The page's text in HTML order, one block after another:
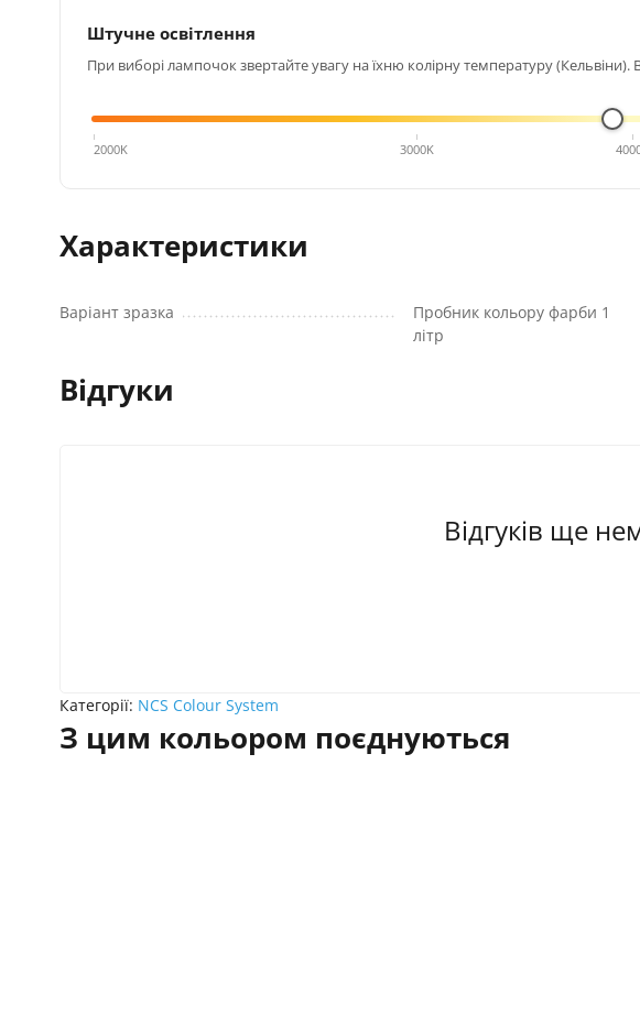
Штучне освітлення
При виборі лампочок звертайте увагу на їхню колірну температуру
4000K
2000K 3000K
Характеристики
Варіант зразка
Пробник кольору фарби 1
літр
Відгуки
Відгуків ще
Категорії: NCS Colour System
З цим кольором поєднуються